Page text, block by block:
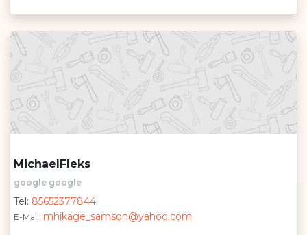
MichaelFleks
google google
Tel: 85652377844
E-Mail: mhikage_samson@yahoo.com